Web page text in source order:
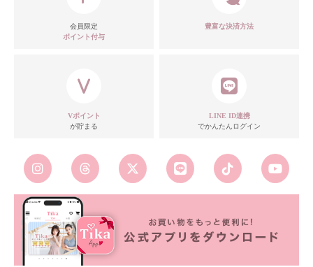
会員限定
ポイント付与
豊富な決済方法
Vポイント
が貯まる
LINE ID連携
でかんたんログイン